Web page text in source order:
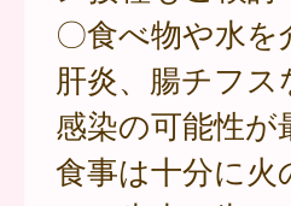
〇食べ物や水
肝炎、腸チフス
感染の可能性
食事は十分に